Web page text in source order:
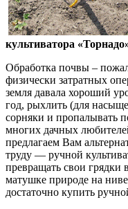
культиватора
Обработка почвы –
физически затратных
земля давала хороший
год, рыхлить (для
сорняки и пропалывать
многих дачных
предлагаем Вам
труду — ручной
превращать свои грядки
матушке природе на
достаточно купить